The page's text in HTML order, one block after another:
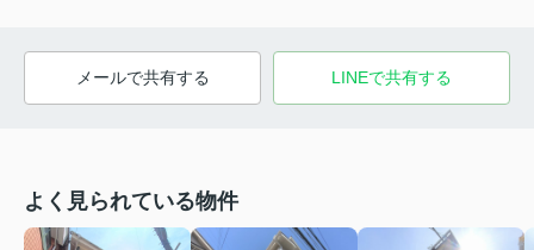
メールで共有する LINEで共有する
よく見られている物件